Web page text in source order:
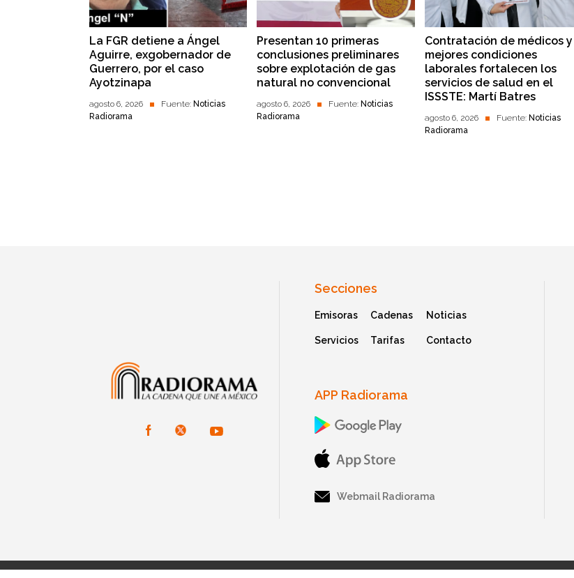
La FGR detiene a Ángel
Aguirre, exgobernador de
Guerrero, por el caso
Ayotzinapa
agosto 6, 2026 Fuente: Noticias
Radiorama
Presentan 10 primeras
conclusiones preliminares
sobre explotación de gas
natural no convencional
agosto 6, 2026 Fuente:Noticias
Radiorama
Contratación de médicos y
mejores condiciones
laborales fortalecen los
servicios de salud en el
ISSSTE: Martí Batres
agosto 6, 2026 Fuente: Noticias
Radiorama
Secciones
Emisoras Cadenas Noticias
Servicios Tarifas Contacto
APP Radiorama
Webmail Radiorama